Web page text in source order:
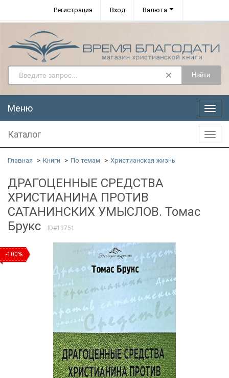
Регистрация Вход Валюта
Найти
Меню
Меню
Каталог
Главная Книги По темам Христианская жизнь
ДРАГОЦЕННЫЕ СРЕДСТВА
ХРИСТИАНИНА ПРОТИВ
САТАНИНСКИХ УМЫСЛОВ. Томас
Брукс
ID#13751
-100%